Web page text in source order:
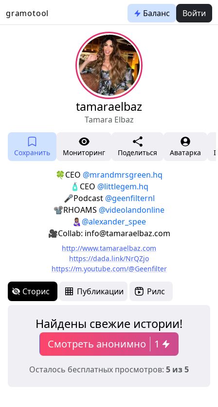
gramotool Баланс Войти
tamaraelbaz
Tamara Elbaz
Сохранить Мониторинг Поделиться Аватарка
🍀CEO @mrandmrsgreen.hq
🧴CEO @littlegem.hq
🎤Podcast @geenfilternl
📽️RHOAMS @videolandonline
👩🏽‍🍼 @alexander_spee
🎥Collab: info@tamaraelbaz.com
http://www.tamaraelbaz.com
https://dada.link/NrQZjo
https://m.youtube.com/@Geenfilter
Сторис Публикации Рилс
Найдены свежие истории!
Смотреть анонимно 1
Осталось бесплатных просмотров: 5 из 5